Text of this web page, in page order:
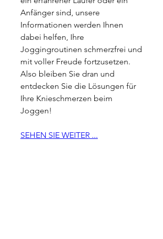
Anfänger sind, unsere
Informationen werden Ihnen
dabei helfen, Ihre
Joggingroutinen schmerzfrei und
mit voller Freude fortzusetzen.
Also bleiben Sie dran und
entdecken Sie die Lösungen für
Ihre Knieschmerzen beim
Joggen!
SEHEN SIE WEITER ...